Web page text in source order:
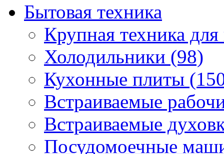
Бытовая техника
Крупная техника
Холодильники (98)
Кухонные плиты
Встраиваемые
Встраиваемые
Посудомоечные